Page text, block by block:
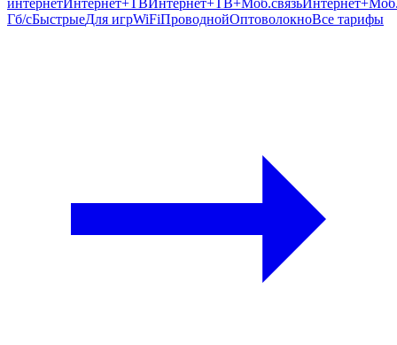
Гб/cБыстрыеДля игрWiFiПроводнойОптоволокноВсе тарифы